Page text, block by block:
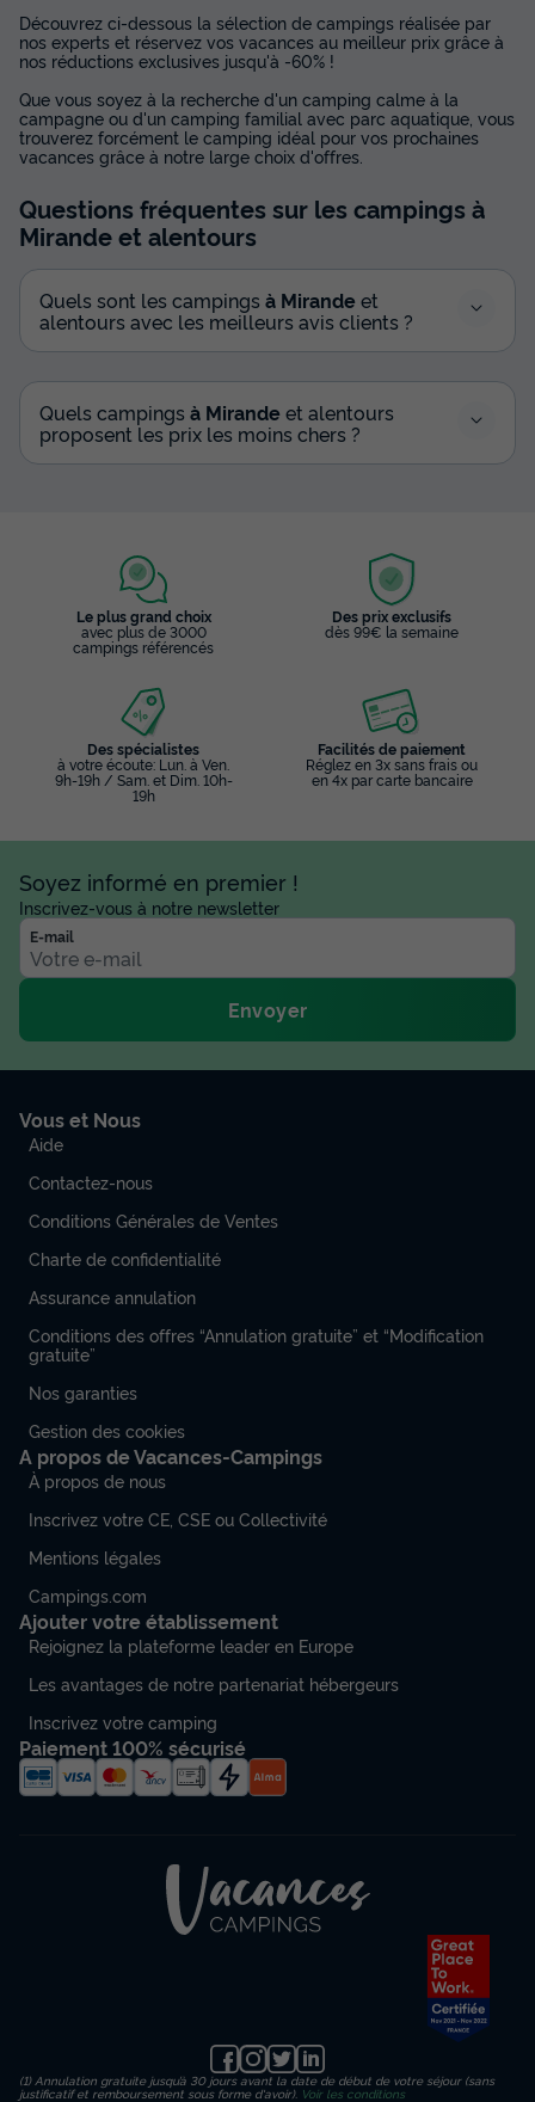
Découvrez ci-dessous la sélection de campings réalisée par
nos experts et réservez vos vacances au meilleur prix grâce à
nos réductions exclusives jusqu'à -60% !
Que vous soyez à la recherche d'un camping calme à la
campagne ou d'un camping familial avec parc aquatique, vous
trouverez forcément le camping idéal pour vos prochaines
vacances grâce à notre large choix d'offres.
Questions fréquentes sur les campings à
Mirandeet alentours
Quels sont les campings à Mirande et
alentours avec les meilleurs avis clients ?
Quels campings à Mirande et alentours
proposent les prix les moins chers ?
Le plus grand choix
avec plus de 3000
campings référencés
Des prix exclusifs
dès 99€ la semaine
Des spécialistes
à votre écoute: Lun. à Ven.
9h-19h / Sam. et Dim. 10h-
19h
Facilités de paiement
Réglez en 3x sans frais ou
en 4x par carte bancaire
Soyez informé en premier !
Inscrivez-vous à notre newsletter
E-mail
Envoyer
Vous et Nous
Aide
Contactez-nous
Conditions Générales de Ventes
Charte de confidentialité
Assurance annulation
Conditions des offres “Annulation gratuite” et “Modification
gratuite”
Nos garanties
Gestion des cookies
A propos de Vacances-Campings
À propos de nous
Inscrivez votre CE, CSE ou Collectivité
Mentions légales
Campings.com
Ajouter votre établissement
Rejoignez la plateforme leader en Europe
Les avantages de notre partenariat hébergeurs
Inscrivez votre camping
Paiement 100% sécurisé
(1) Annulation gratuite jusqu’à 30 jours avant la date de début de votre séjour (sans
justificatif et remboursement sous forme d'avoir). Voir les conditions